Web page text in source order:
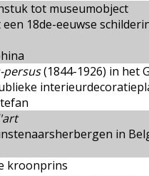
tot museumobject
18de-eeuwse
persus(1844-1926) in het
in
kroonprins